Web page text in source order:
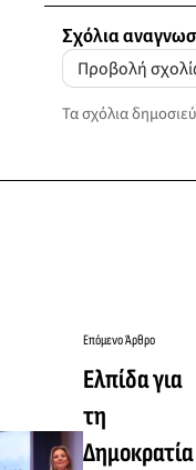
Σχόλια
Προβολή
Τα σχόλια
Επόμενο Άρθρο
Ελπίδα για
τη
Δημοκρατία